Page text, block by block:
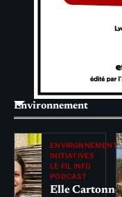
Environnement
ENVIRONNEMENT
INITIATIVES
LE FIL INFO
PODCAST
Elle Cartonne